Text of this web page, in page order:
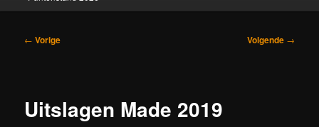
Bericht
← Vorige Volgende →
Uitslagen Made 2019